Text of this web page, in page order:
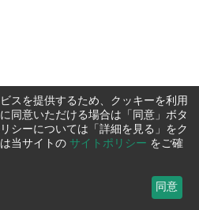
スを提供するため、クッキーを利用
同意いただける場合は「同意」ボタ
シーについては「詳細を見る」をク
当サイトの サイトポリシー をご確
同意